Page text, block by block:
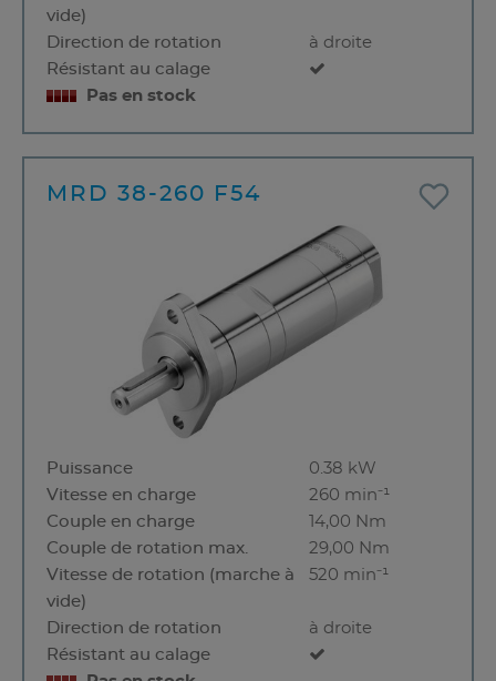
vide)
Direction de rotation
à droite
Résistant au calage
Pas en stock
MRD 38-260 F54
Puissance
0.38 kW
Vitesse en charge
260 min⁻¹
Couple en charge
14,00 Nm
Couple de rotation max.
29,00 Nm
Vitesse de rotation (marche à
vide)
520 min⁻¹
Direction de rotation
à droite
Résistant au calage